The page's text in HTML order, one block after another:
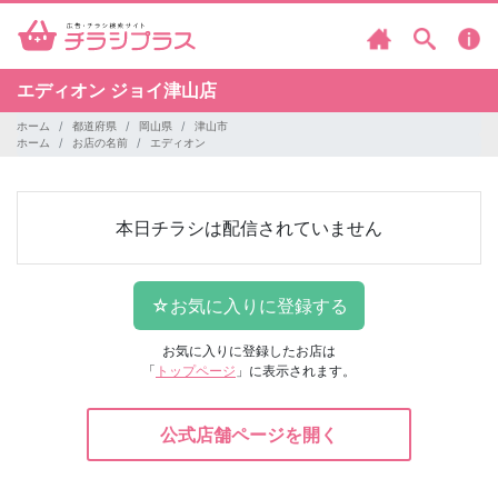
エディオン ジョイ津山店
ホーム 都道府県 岡山県
津山市
ホーム
お店の名前 エディオン
本日チラシは配信されていません
お気に入りに登録したお店は
「 トップページ 」に表示されます。
公式店舗ページを開く